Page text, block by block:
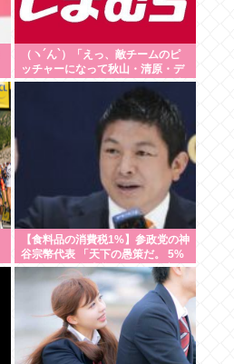
（ヽ´ん`）「えっ、敵チームのピ
ッチャーになって秋山・清原・デ
ストラーデを三振に抑えたら一億
ですか？」→どうする？
【食料品の消費税1%】参政党の神
谷宗幣代表 「天下の愚策だ。 5%
くらいの一律減税でないと経済の
後押しにならない」